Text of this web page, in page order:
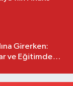
Girerken:
ve Eğitimde